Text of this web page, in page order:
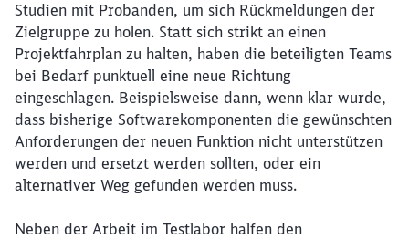
Studien mit Probanden, um sich Rückmeldungen der
Zielgruppe zu holen. Statt sich strikt an einen
Projektfahrplan zu halten, haben die beteiligten Teams
bei Bedarf punktuell eine neue Richtung
eingeschlagen. Beispielsweise dann, wenn klar wurde,
dass bisherige Softwarekomponenten die gewünschten
Anforderungen der neuen Funktion nicht unterstützen
werden und ersetzt werden sollten, oder ein
alternativer Weg gefunden werden muss.
Neben der Arbeit im Testlabor halfen den